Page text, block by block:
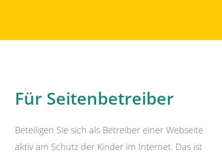
Für Seitenbetreiber
Beteiligen Sie sich als Betreiber einer Webseite
aktiv am Schutz der Kinder im Internet. Das ist